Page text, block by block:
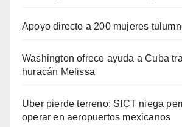
Apoyo directo a 200 mujeres
Washington ofrece ayuda a Cuba
huracán Melissa
Uber pierde terreno: SICT niega
operar en aeropuertos mexicanos